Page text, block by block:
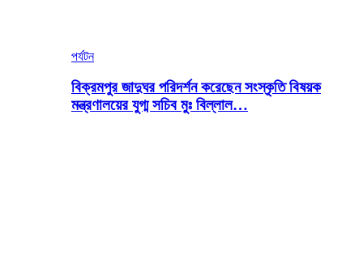
পর্যটন
বিক্রমপুর জাদুঘর পরিদর্শন করেছেন সংস্কৃতি বিষয়ক
মন্ত্রণালয়ের যুগ্ম সচিব মুঃ বিল্লাল…